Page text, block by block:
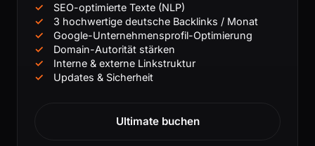
SEO-optimierte Texte (NLP)
3 hochwertige deutsche Backlinks / Monat
Google-Unternehmensprofil-Optimierung
Domain-Autorität stärken
Interne & externe Linkstruktur
Updates & Sicherheit
Ultimate buchen